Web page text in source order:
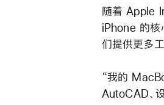
随着 Apple
iPhone 的核
们提供更多
“我的
AutoCAD、